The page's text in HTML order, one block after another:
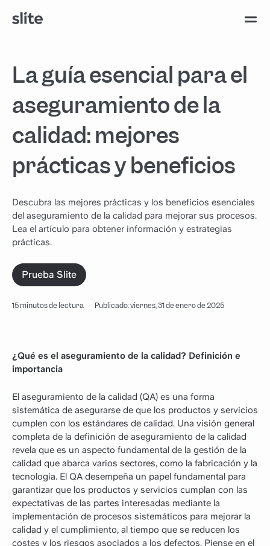
La guía esencial para el
aseguramiento de la
calidad: mejores
prácticas y beneficios
Descubra las mejores prácticas y los beneficios esenciales
del aseguramiento de la calidad para mejorar sus procesos.
Lea el artículo para obtener información y estrategias
prácticas.
Prueba Slite
15 minutos de lectura · Publicado: viernes, 31 de enero de 2025
¿Qué es el aseguramiento de la calidad? Definición e
importancia
El aseguramiento de la calidad (QA) es una forma
sistemática de asegurarse de que los productos y servicios
cumplen con los estándares de calidad. Una visión general
completa de la definición de aseguramiento de la calidad
revela que es un aspecto fundamental de la gestión de la
calidad que abarca varios sectores, como la fabricación y la
tecnología. El QA desempeña un papel fundamental para
garantizar que los productos y servicios cumplan con las
expectativas de las partes interesadas mediante la
implementación de procesos sistemáticos para mejorar la
calidad y el cumplimiento, al tiempo que se reducen los
costes y los riesgos asociados a los defectos. Piense en el